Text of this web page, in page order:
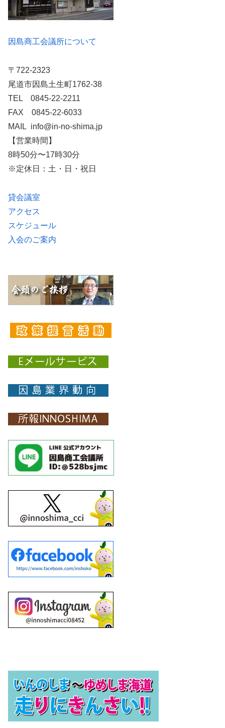
因島商工会議所について
〒722-2323
尾道市因島土生町1762-38
TEL 0845-22-2211
FAX 0845-22-6033
MAIL info@in-no-shima.jp
【営業時間】
8時50分〜17時30分
※定休日：土・日・祝日
貸会議室
アクセス
スケジュール
入会のご案内